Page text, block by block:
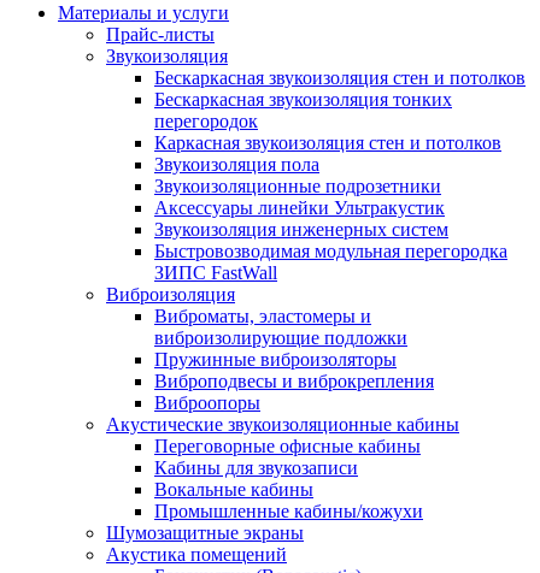
Материалы и услуги
Прайс-листы
Звукоизоляция
Бескаркасная звукоизоляция стен и потолков
Бескаркасная звукоизоляция тонких
перегородок
Каркасная звукоизоляция стен и потолков
Звукоизоляция пола
Звукоизоляционные подрозетники
Аксессуары линейки Ультракустик
Звукоизоляция инженерных систем
Быстровозводимая модульная перегородка
ЗИПС FastWall
Виброизоляция
Виброматы, эластомеры и
виброизолирующие подложки
Пружинные виброизоляторы
Виброподвесы и виброкрепления
Виброопоры
Акустические звукоизоляционные кабины
Переговорные офисные кабины
Кабины для звукозаписи
Вокальные кабины
Промышленные кабины/кожухи
Шумозащитные экраны
Акустика помещений